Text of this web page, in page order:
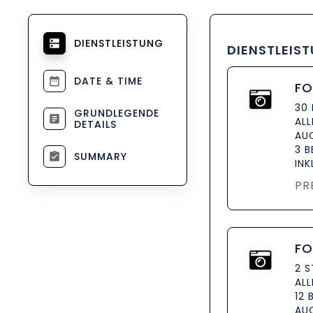
DIENSTLEISTUNG
DATE & TIME
GRUNDLEGENDE
DETAILS
SUMMARY
30
3
2
12